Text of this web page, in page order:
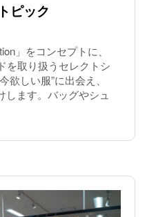
ピック
」をコンセプトに、
を取り扱うセレクトシ
欲しい服”に出会え、
します。バッグやシュ